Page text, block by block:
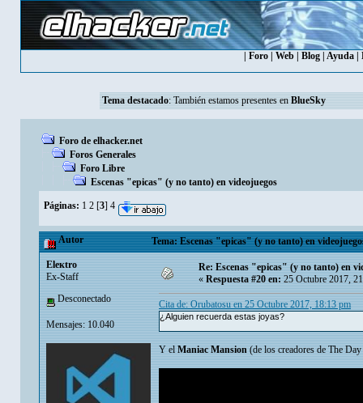
Foro Web Blog Ayuda
Tema destacado: También estamos presentes en BlueSky
Foro de elhacker.net
Foros Generales
Foro Libre
Escenas "epicas" (y no tanto) en videojuegos
Páginas: 1 2 [3] 4
Autor Tema: Escenas "epicas" (y no tanto) en
Eleкtro
Ex-Staff
Desconectado
Mensajes: 10.040
Re: Escenas "epicas" (y no tanto) en
«Respuesta #20 en:25 Octubre 2017,
Cita de: Orubatosu en 25 Octubre 2017, 18:13 pm
¿Alguien recuerda estas joyas?
Y elManiac Mansion(de los creadores de The